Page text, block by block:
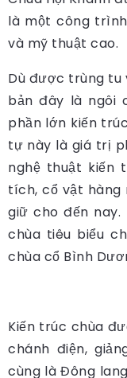
là một công
và mỹ thuật cao.
Dù được trùng tu
bản đây là ngôi
phần lớn kiến
tự này là giá trị
nghệ thuật kiến
tích, cổ vật
giữ cho đến nay.
chùa tiêu biểu
chùa cổ Bình
Kiến trúc chùa
chánh điện,
cùng là Đông